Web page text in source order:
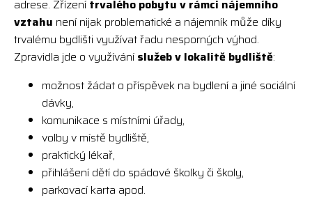
adrese. Zřízení trvalého pobytu v rámci nájemního
vztahu není nijak problematické a nájemník může díky
trvalému bydlišti využívat řadu nesporných výhod.
Zpravidla jde o využívání služeb v lokalitě bydliště:
možnost žádat o příspěvek na bydlení a jiné sociální
dávky,
komunikace s místními úřady,
volby v místě bydliště,
praktický lékař,
přihlášení dětí do spádové školky či školy,
parkovací karta apod.